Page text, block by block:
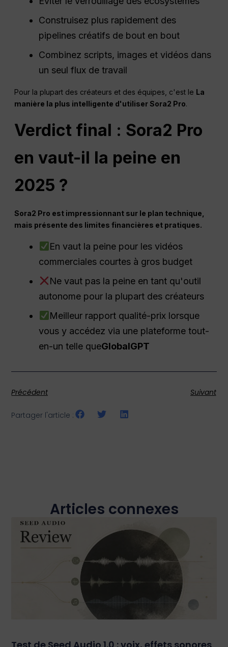
Construisez plus rapidement des
pipelines créatifs de bout en bout
Combinez scripts, images et vidéos dans
un seul flux de travail
Pour la plupart des créateurs et des équipes, c'est le La
manière la plus intelligente d'utiliser Sora2 Pro.
Verdict final : Sora2 Pro
en vaut-il la peine en
2025 ?
Sora2 Pro est impressionnant sur le plan technique,
mais présente des limites financières et pratiques.
En vaut la peine pour les vidéos
commerciales courtes à gros budget
Ne vaut pas la peine en tant qu'outil
autonome pour la plupart des créateurs
Meilleur rapport qualité-prix lorsque
vous y accédez via une plateforme tout-
en-un telle queGlobalGPT
Précédent Suivant
Partager l'article :
Articles connexes